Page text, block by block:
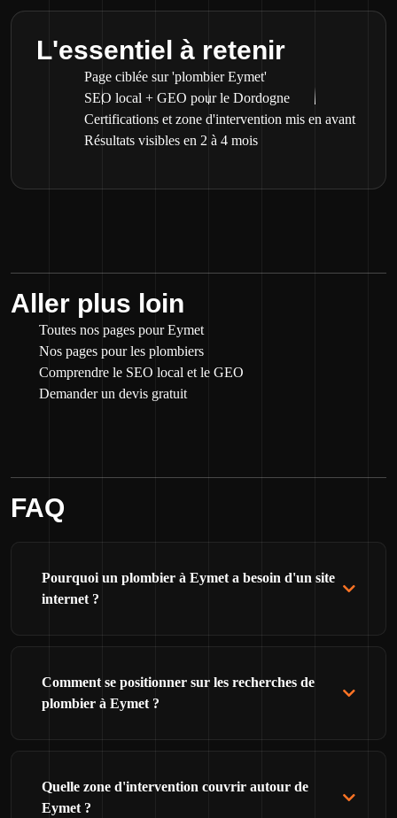
L'essentiel à retenir
Page ciblée sur 'plombier Eymet'
SEO local + GEO pour le Dordogne
Certifications et zone d'intervention mis en avant
Résultats visibles en 2 à 4 mois
Aller plus loin
Toutes nos pages pour Eymet
Nos pages pour les plombiers
Comprendre le SEO local et le GEO
Demander un devis gratuit
FAQ
Pourquoi un plombier à Eymet a besoin d'un site
internet ?
Comment se positionner sur les recherches de
plombier à Eymet ?
Quelle zone d'intervention couvrir autour de
Eymet ?